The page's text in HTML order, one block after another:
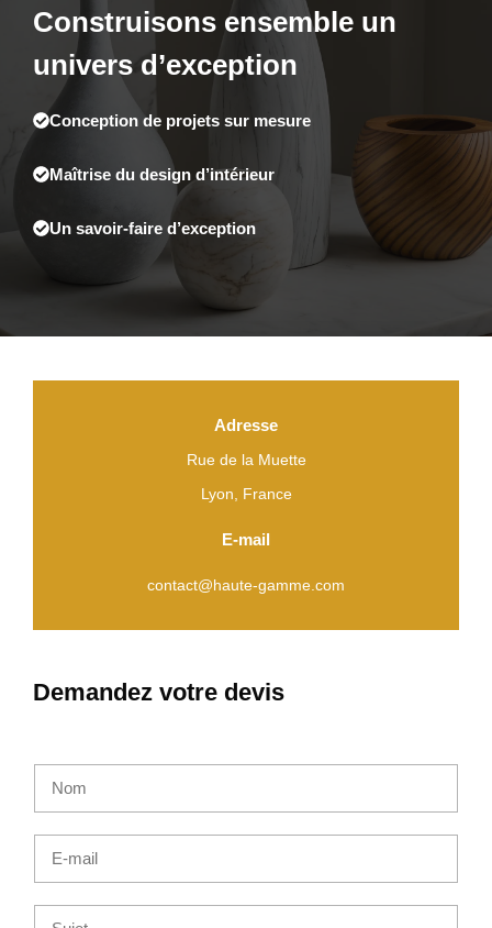
Construisons ensemble un
univers d’exception
Conception de projets sur mesure
Maîtrise du design d’intérieur
Un savoir-faire d’exception
Adresse
Rue de la Muette
Lyon, France
E-mail
contact@haute-gamme.com
Demandez votre devis